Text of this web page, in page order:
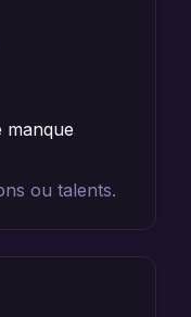
manque
ou talents.